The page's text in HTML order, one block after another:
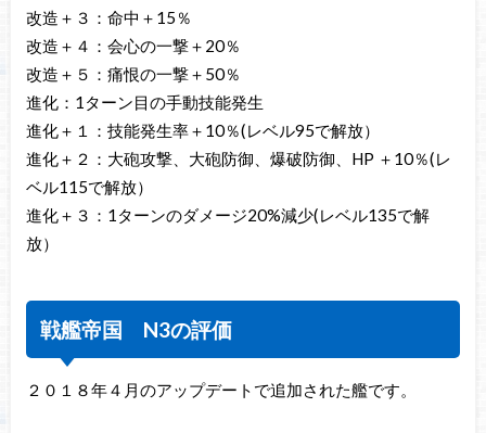
改造＋３：命中＋15％
改造＋４：会心の一撃＋20％
改造＋５：痛恨の一撃＋50％
進化：1ターン目の手動技能発生
進化＋１：技能発生率＋10％(レベル95で解放）
進化＋２：大砲攻撃、大砲防御、爆破防御、HP ＋10％(レ
ベル115で解放）
進化＋３：1ターンのダメージ20%減少(レベル135で解
放）
戦艦帝国 N3の評価
２０１８年４月のアップデートで追加された艦です。